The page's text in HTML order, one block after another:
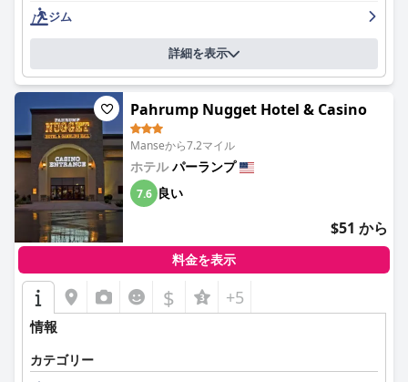
ホテルの部屋は、広々としていて、非の打ちどころがないほど清
潔だと評されており、多くの部屋には快適な滞在に貢献する最新
のアメニティとアップデートが施されています。快適なベッド、
上質なリネン、広々としたバスルーム、冷蔵庫などの便利な室内
アメニティが、快適な環境を作り出しています。部屋の清潔さと
セットアップに対する細部へのこだわりは、ホテルが高い水準の
清潔さと快適さを維持することへのコミットメントを強調してい
ます。
清潔さは部屋だけでなく、ホテル全体に及んでおり、宿泊客はプ
ールやジムを含む共用エリアが完璧に清潔で手入れが行き届いて
いると高く評価しています。温水プールと屋外ホットタブのある
プールエリアは、家族連れや夜に泳ぐ人に人気があり、快適で楽
しい体験を提供しています。ジムは小さいながらも設備が整って
おり、手入れが行き届いているため、フィットネス愛好家にとっ
て便利なスペースとなっています。
Holiday Inn Express & Suites Pahrump のスタッフは、そのフレ
ンドリーさ、歓迎的な性格、そして宿泊客を支援する準備ができ
ていることで高く評価されており、全体的なポジティブなゲスト
エクスペリエンスに大きく貢献しています。彼らの気配りと親切
ジム
詳細を表示
Pahrump Nugget Hotel & Casino
Manseから7.2マイル
ホテルパーランプ
7.6 良い
$51 から
料金を表示
$ +5
情報
カテゴリー